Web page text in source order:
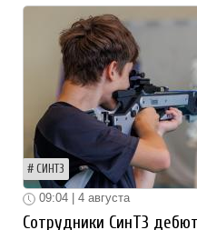
СИНТЗ
09:04 | 4 августа
Сотрудники СинТЗ